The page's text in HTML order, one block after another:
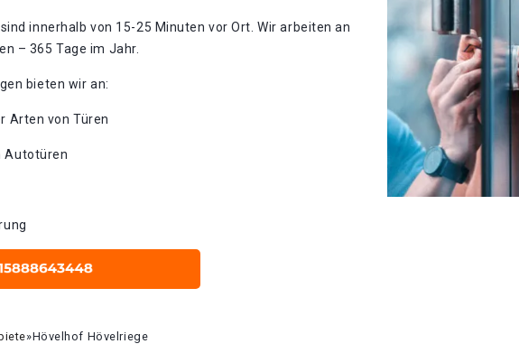
innerhalb von 15-25 Minuten vor Ort. Wir arbeiten an
– 365 Tage im Jahr.
bieten wir an:
Arten von Türen
Autotüren
»Hövelhof Hövelriege